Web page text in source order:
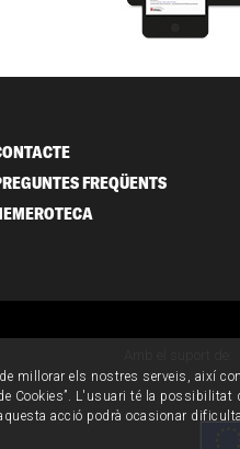
FREQÜENTS
els nostres serveis, així
Cookies”. L'usuari té la
acció podrà ocasionar